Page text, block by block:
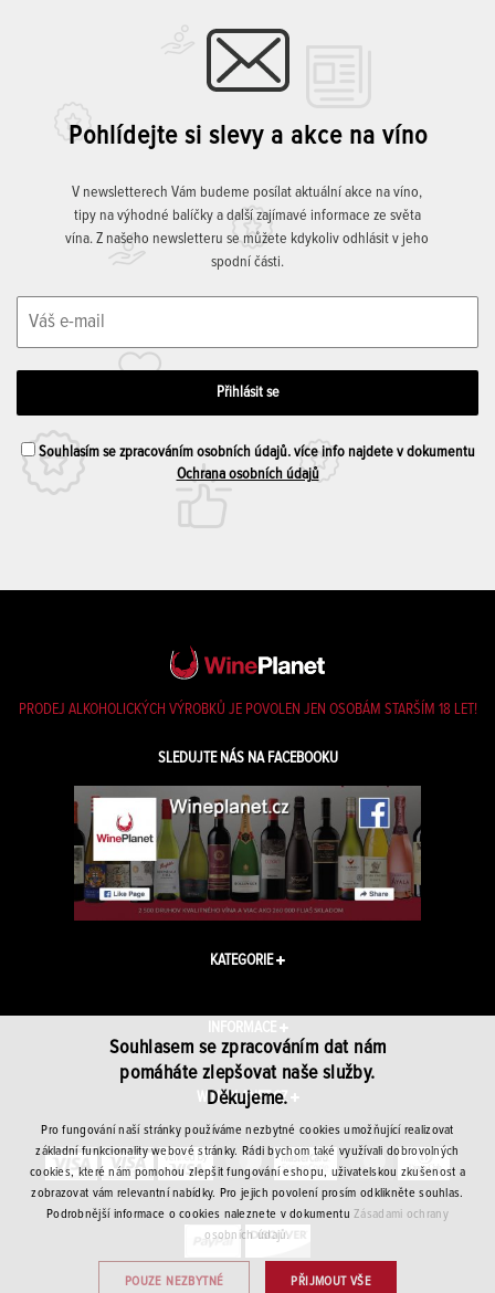
Pohlídejte si slevy a akce na víno
V newsletterech Vám budeme posílat aktuální akce na víno,
tipy na výhodné balíčky a další zajímavé informace ze světa
vína. Z našeho newsletteru se můžete kdykoliv odhlásit v jeho
spodní části.
Souhlasím se zpracováním osobních údajů. více info najdete v dokumentu
Ochrana osobních údajů
PRODEJ ALKOHOLICKÝCH VÝROBKŮ JE POVOLEN JEN OSOBÁM STARŠÍM 18 LET!
SLEDUJTE NÁS NA FACEBOOKU
KATEGORIE
INFORMACE
WINEPLANET.CZ
Souhlasem se zpracováním dat nám
pomáháte zlepšovat naše služby.
Děkujeme.
Pro fungování naší stránky používáme nezbytné cookies umožňující realizovat
základní funkcionality webové stránky. Rádi bychom také využívali dobrovolných
cookies, které nám pomohou zlepšit fungování eshopu, uživatelskou zkušenost a
zobrazovat vám relevantní nabídky. Pro jejich povolení prosím odklikněte souhlas.
Podrobnější informace o cookies naleznete v dokumentuZásadami ochrany
osobních údajů.
PŘIJMOUT VŠE
POUZE NEZBYTNÉ